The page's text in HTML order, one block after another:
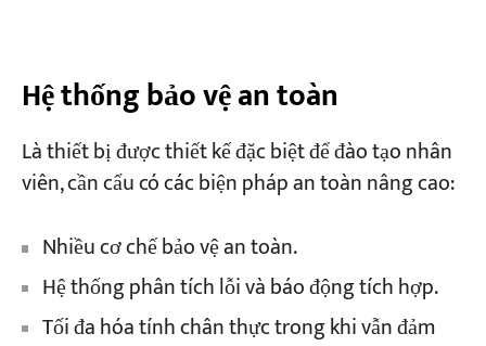
Hệ thống bảo vệ an toàn
Là thiết bị được thiết kế đặc biệt để đào tạo nhân
viên, cần cẩu có các biện pháp an toàn nâng cao:
Nhiều cơ chế bảo vệ an toàn.
Hệ thống phân tích lỗi và báo động tích hợp.
Tối đa hóa tính chân thực trong khi vẫn đảm